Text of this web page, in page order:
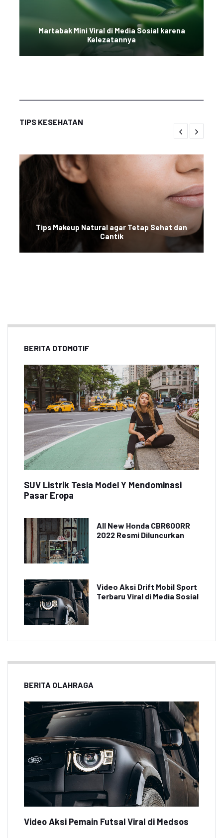
Martabak Mini Viral di Media Sosial karena
Kelezatannya
TIPS KESEHATAN
Tips Makeup Natural agar Tetap Sehat dan
Cantik
BERITA OTOMOTIF
SUV Listrik Tesla Model Y Mendominasi
Pasar Eropa
All New Honda CBR600RR
2022 Resmi Diluncurkan
Video Aksi Drift Mobil Sport
Terbaru Viral di Media Sosial
BERITA OLAHRAGA
Video Aksi Pemain Futsal Viral di Medsos